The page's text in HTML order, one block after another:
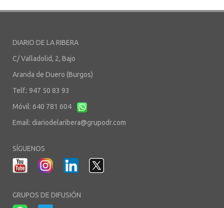
DIARIO DE LA RIBERA
C/ Valladolid, 2, Bajo
Aranda de Duero (Burgos)
Telf.: 947 50 83 93
Móvil: 640 781 604
Email: diariodelaribera@grupodr.com
SÍGUENOS
GRUPOS DE DIFUSIÓN